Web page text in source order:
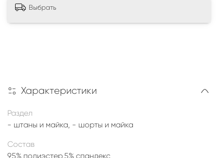
Выбрать
Характеристики
Раздел
- штаны и майка, - шорты и майка
Состав
95% полиэстер,5% спандекс